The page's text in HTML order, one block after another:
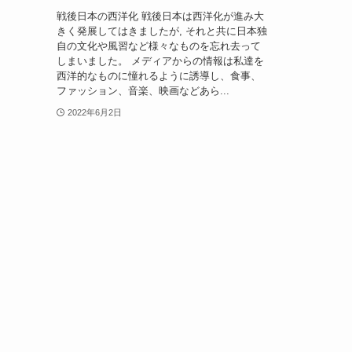
戦後日本の西洋化 戦後日本は西洋化が進み大
きく発展してはきましたが, それと共に日本独
自の文化や風習など様々なものを忘れ去って
しまいました。 メディアからの情報は私達を
西洋的なものに憧れるように誘導し、食事、
ファッション、音楽、映画などあら...
2022年6月2日